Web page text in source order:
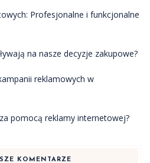
Profesjonalne i funkcjonalne
na nasze decyzje zakupowe?
reklamowych w
pomocą reklamy internetowej?
KOMENTARZE